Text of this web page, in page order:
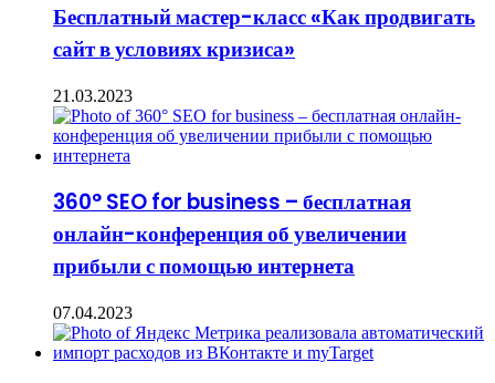
Бесплатный мастер-класс «Как продвигать
сайт в условиях кризиса»
21.03.2023
360° SEO for business – бесплатная
онлайн-конференция об увеличении
прибыли с помощью интернета
07.04.2023